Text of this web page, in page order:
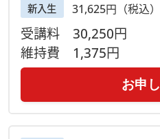
新入生 31,625円（税込）
受講料 30,250円
維持費 1,375円
お申